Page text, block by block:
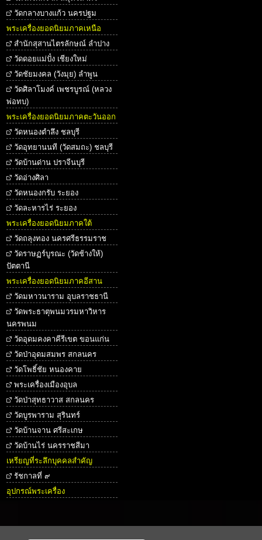
วัดกลางบางแก้ว นครปฐม
พระเครื่องยอดนิยมภาคเหนือ
สำนักสุสานไตรลักษณ์ ลำปาง
วัดดอยแม่ปั๋ง เชียงใหม่
วัดชัยมงคล (วังมุย) ลำพูน
วัดศิลาโมงค์ เพชรบูรณ์ (หลวง
พ่อทบ)
พระเครื่องยอดนิยมภาคตะวันออก
วัดหนองตำลึง ชลบุรี
วัดอุทยานนที (วัดสมถะ) ชลบุรี
วัดบ้านด่าน ปราจีนบุรี
วัดอ่างศิลา
วัดหนองกรับ ระยอง
วัดละหารไร่ ระยอง
พระเครื่องยอดนิยมภาคใต้
วัดถลุงทอง นครศรีธรรมราช
วัดราษฏร์บูรณะ (วัดช้างให้)
ปัตตานี
พระเครื่องยอดนิยมภาคอีสาน
วัดมหาวนาราม อุบลราชธานี
วัดพระธาตุพนมวรมหาวิหาร
นครพนม
วัดอุดมคงคาคีรีเขต ขอนแก่น
วัดป่าอุดมสมพร สกลนคร
วัดโพธิ์ชัย หนองคาย
พระเครื่องเมืองอุบล
วัดป่าสุทธาวาส สกลนคร
วัดบูรพาราม สุรินทร์
วัดบ้านจาน ศรีสะเกษ
วัดบ้านไร่ นครราชสีมา
เหรียญที่ระลึกบุคคลสำคัญ
รัชกาลที่ ๙
อุปกรณ์พระเครื่อง